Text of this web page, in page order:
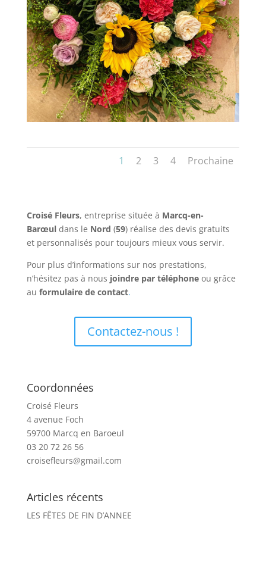
1 2 3 4 Prochaine
Croisé Fleurs, entreprise située à Marcq-en-
Barœuldans le Nord (59) réalise des devis gratuits
et personnalisés pour toujours mieux vous servir.
Pour plus d’informations sur nos prestations,
n’hésitez pas à nous joindre par téléphoneou grâce
au formulaire de contact.
Contactez-nous !
Coordonnées
Croisé Fleurs
4 avenue Foch
59700 Marcq en Baroeul
03 20 72 26 56
croisefleurs@gmail.com
Articles récents
LES FÊTES DE FIN D’ANNEE